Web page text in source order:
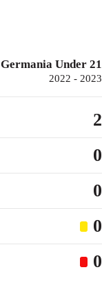
Germania Under 21
2022 - 2023
2
0
0
0
0